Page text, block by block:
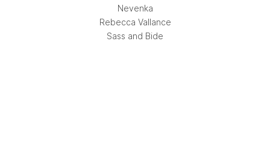
Nevenka
Rebecca Vallance
Sass and Bide